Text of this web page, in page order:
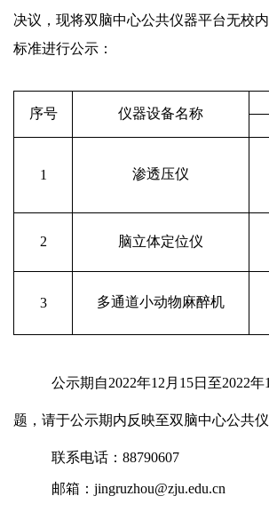
决议，现将双脑中心公共仪器平台无校
标准进行公示：
序号 仪器设备名称
1 渗透压仪
2 脑立体定位仪
3 多通道小动物麻醉机
公示期自2022年12 月 15日至2022年
题，请于公示期内反映至双脑中心公共仪
联系电话： 88790607
邮箱： jingruzhou@zju.edu.cn